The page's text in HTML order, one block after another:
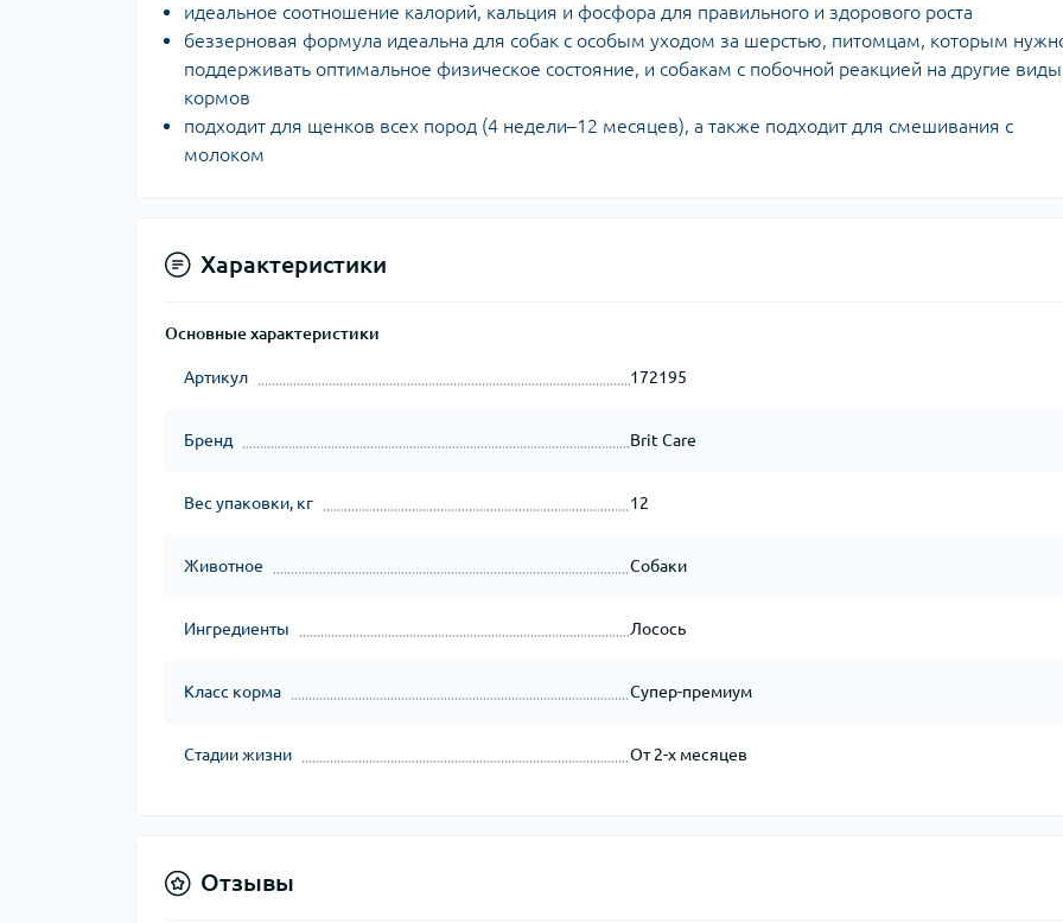
идеальное соотношение калорий, кальция и фосфора для правильного и здорового роста
беззерновая формула идеальна для собак с особым уходом за шерстью, питомцам, которым
поддерживать оптимальное физическое состояние, и собакам с побочной реакцией на другие виды
кормов
подходит для щенков всех пород (4 недели–12 месяцев), а также подходит для смешивания с
молоком
Характеристики
Основные характеристики
Артикул 172195
Бренд Brit Care
Вес упаковки, кг 12
Животное Собаки
Ингредиенты Лосось
Класс корма Супер-премиум
Стадии жизни От 2-х месяцев
Отзывы